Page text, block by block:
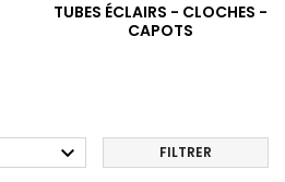
TUBES ÉCLAIRS - CLOCHES -
CAPOTS
 FILTRER